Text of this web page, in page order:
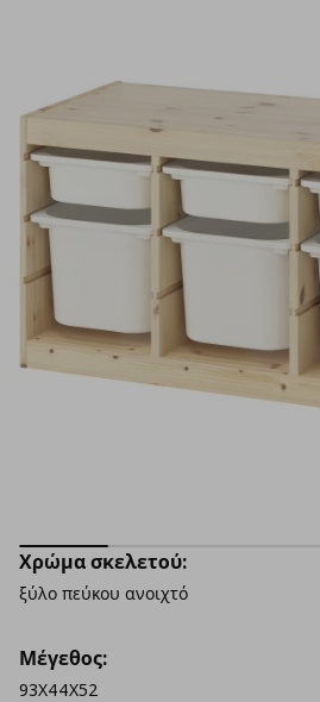
Χρώμα σκελετού:
ξύλο πεύκου ανοιχτό
Μέγεθος:
93X44X52